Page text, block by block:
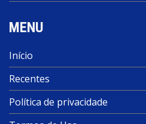
MENU
Início
Recentes
Política de privacidade